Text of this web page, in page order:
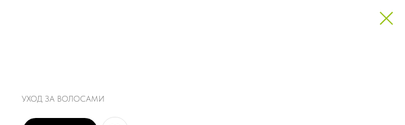
УХОД ЗА ВОЛОСАМИ